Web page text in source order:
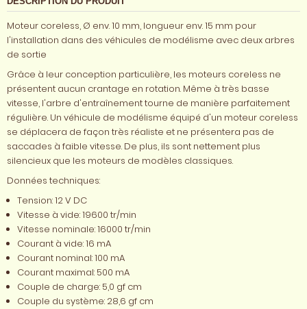
Moteur coreless, Ø env. 10 mm, longueur env. 15 mm pour
l'installation dans des véhicules de modélisme avec deux arbres
de sortie
Grâce à leur conception particulière, les moteurs coreless ne
présentent aucun crantage en rotation. Même à très basse
vitesse, l'arbre d'entraînement tourne de manière parfaitement
régulière. Un véhicule de modélisme équipé d'un moteur coreless
se déplacera de façon très réaliste et ne présentera pas de
saccades à faible vitesse. De plus, ils sont nettement plus
silencieux que les moteurs de modèles classiques.
Données techniques:
Tension: 12 V DC
Vitesse à vide: 19600 tr/min
Vitesse nominale: 16000 tr/min
Courant à vide: 16 mA
Courant nominal: 100 mA
Courant maximal: 500 mA
Couple de charge: 5,0 gf cm
Couple du système: 28,6 gf cm